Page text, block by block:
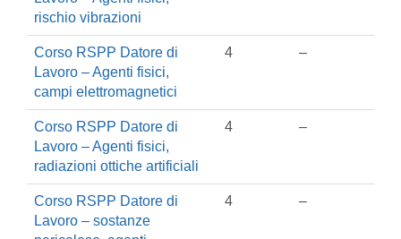
rischio vibrazioni
Corso RSPP Datore di
Lavoro – Agenti fisici,
campi elettromagnetici
4 –
Corso RSPP Datore di
Lavoro – Agenti fisici,
radiazioni ottiche artificiali
4 –
Corso RSPP Datore di
Lavoro – sostanze
4 –